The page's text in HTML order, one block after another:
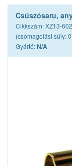
Csúszósaru,
Cikkszám: XZ13-
(csomagolási súly:
Gyártó:N/A